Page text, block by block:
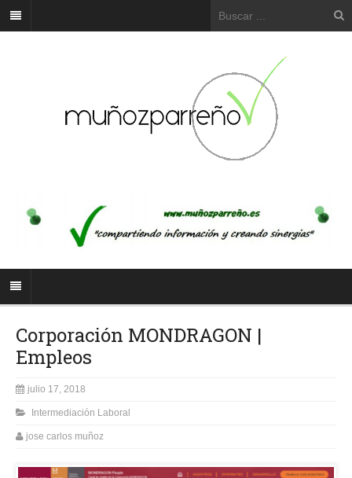
Corporación MONDRAGON |
Empleos
julio 17, 2018
Intermediación Laboral
jose carlos muñoz